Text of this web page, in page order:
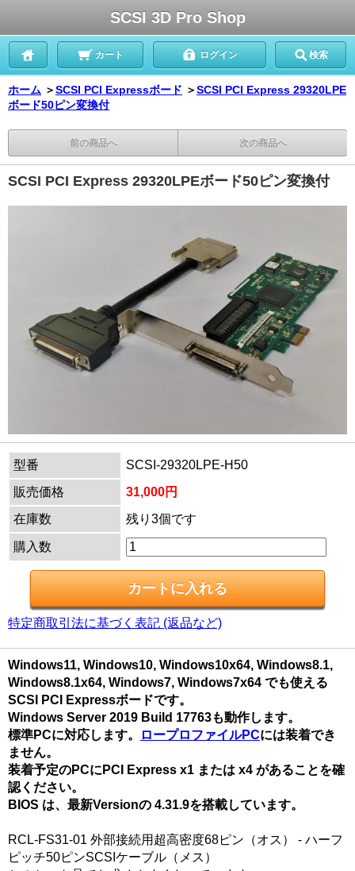
SCSI 3D Pro Shop
カート ログイン 検索
ホーム ＞SCSI PCI Expressボード ＞SCSI PCI Express 29320LPE
ボード50ピン変換付
前の商品へ 次の商品へ
SCSI PCI Express 29320LPEボード50ピン変換付
型番
SCSI-29320LPE-H50
販売価格
31,000円
在庫数
残り3個です
購入数
特定商取引法に基づく表記 (返品など)
Windows11, Windows10, Windows10x64, Windows8.1,
Windows8.1x64, Windows7, Windows7x64 でも使える
SCSI PCI Expressボードです。
Windows Server 2019 Build 17763も動作します。
標準PCに対応します。
ロープロファイルPCには装着でき
ません。
装着予定のPCにPCI Express x1 または x4 があることを確
認ください。
BIOS は、最新Versionの 4.31.9を搭載しています。
RCL-FS31-01 外部接続用超高密度68ピン（オス） - ハーフ
ピッチ50ピンSCSIケーブル（メス）